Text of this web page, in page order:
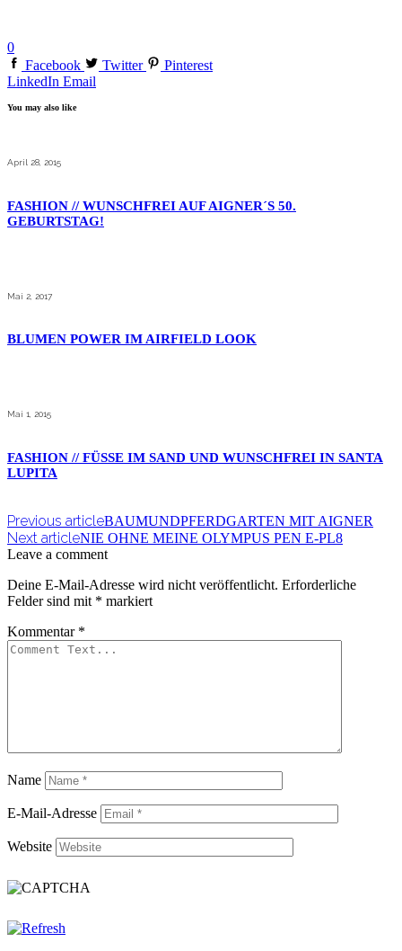
0
Facebook
Twitter
Pinterest
LinkedIn Email
You may also like
April 28, 2015
FASHION // WUNSCHFREI AUF AIGNER´S 50.
GEBURTSTAG!
Mai 2, 2017
BLUMEN POWER IM AIRFIELD LOOK
Mai 1, 2015
FASHION // FÜSSE IM SAND UND WUNSCHFREI IN SANTA
LUPITA
Previous articleBAUMUNDPFERDGARTEN MIT AIGNER
Next articleNIE OHNE MEINE OLYMPUS PEN E-PL8
Leave a comment
Deine E-Mail-Adresse wird nicht veröffentlicht. Erforderliche
Felder sind mit * markiert
Kommentar *
Name
E-Mail-Adresse
Website